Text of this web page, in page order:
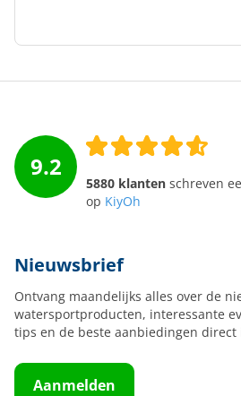
9.2
5880 klanten schreven
op KiyOh
Nieuwsbrief
Ontvang maandelijks alles over de
watersportproducten, interessante
tips en de beste aanbiedingen direct
Aanmelden